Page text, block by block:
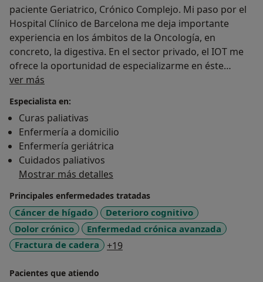
paciente Geriatrico, Crónico Complejo. Mi paso por el
Hospital Clínico de Barcelona me deja importante
experiencia en los ámbitos de la Oncología, en
concreto, la digestiva. En el sector privado, el IOT me
ofrece la oportunidad de especializarme en éste
ámbito de la oncología y de el acompañamiento de
En por éste motivo que, actualmente, combino mi
trabajo en equipo de Paliativos PADES con mis
consultas privadas.
ver más
Especialista en:
Curas paliativas
Enfermería a domicilio
Enfermería geriátrica
Cuidados paliativos
Mostrar más detalles
Principales enfermedades tratadas
Cáncer de hígado
Deterioro cognitivo
Dolor crónico
Enfermedad crónica avanzada
Fractura de cadera
+19a11y_sr_more_diseases
Pacientes que atiendo